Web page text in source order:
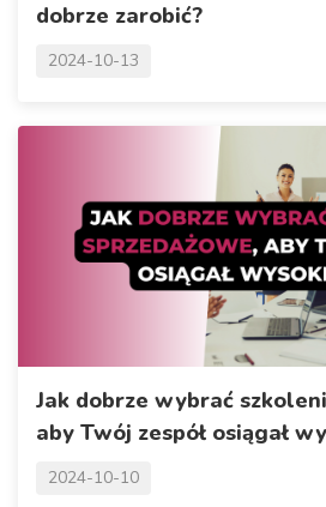
dobrze zarobić?
2024-10-13
Jak dobrze wybrać
aby Twój zespół osiągał
2024-10-10